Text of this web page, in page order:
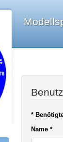
*
Name *